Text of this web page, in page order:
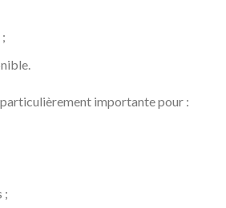
importante pour :
;